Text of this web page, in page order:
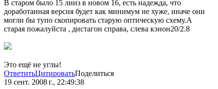
В старом было 15 линз в новом 16, есть надежда, что
доработанная версия будет как минимум не хуже, иначе они
могли бы тупо скопировать старую оптическую схему.А
старая пожалуйста , дистагон справа, слева кэнон20/2.8
Это ещё не углы!
ОтветитьЦитироватьПоделиться
19 сент. 2008 г., 22:49:38